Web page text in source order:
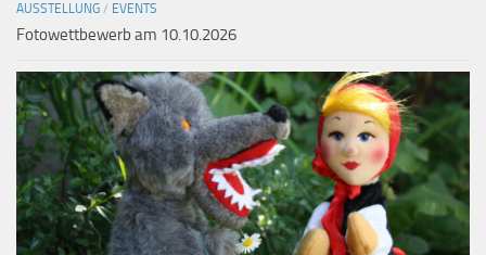
AUSSTELLUNG / EVENTS
Fotowettbewerb am 10.10.2026